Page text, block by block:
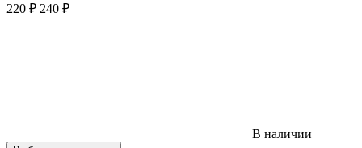
220 ₽ 240 ₽
В наличии